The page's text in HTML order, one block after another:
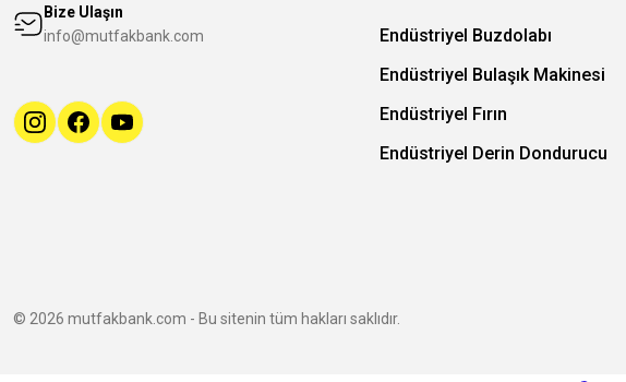
Bize Ulaşın
info@mutfakbank.com
Endüstriyel Buzdolabı
Endüstriyel Bulaşık Makinesi
Endüstriyel Fırın
Endüstriyel Derin Dondurucu
© 2026 mutfakbank.com - Bu sitenin tüm hakları saklıdır.